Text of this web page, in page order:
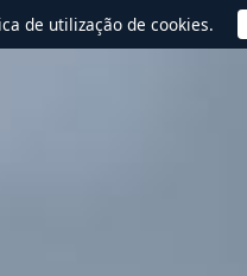
de utilização de cookies.